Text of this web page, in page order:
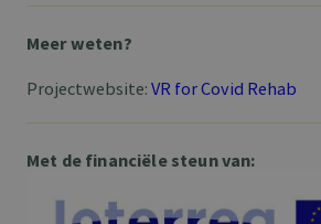
Meer weten?
Projectwebsite: VR for Covid Rehab
Met de financiële steun van: